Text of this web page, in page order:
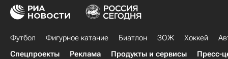
Футбол Фигурное катание Биатлон ЗОЖ Хоккей
Спецпроекты
Реклама Продукты и сервисы Пресс-